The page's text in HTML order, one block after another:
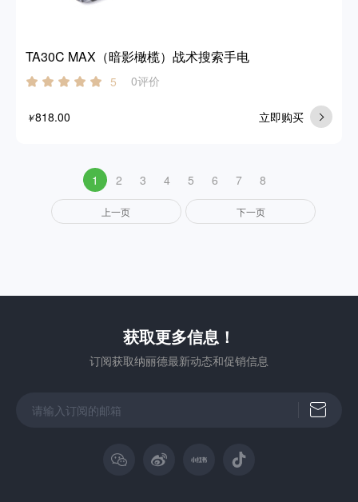
TA30C MAX（暗影橄榄）战术搜索手电
5 0评价
￥818.00 立即购买
上一页
1 2 3 4 5 6 7 8
下一页
获取更多信息！
订阅获取纳丽德最新动态和促销信息